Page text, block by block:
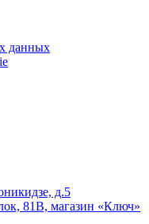
данных
д.5
81В, магазин «Ключ»